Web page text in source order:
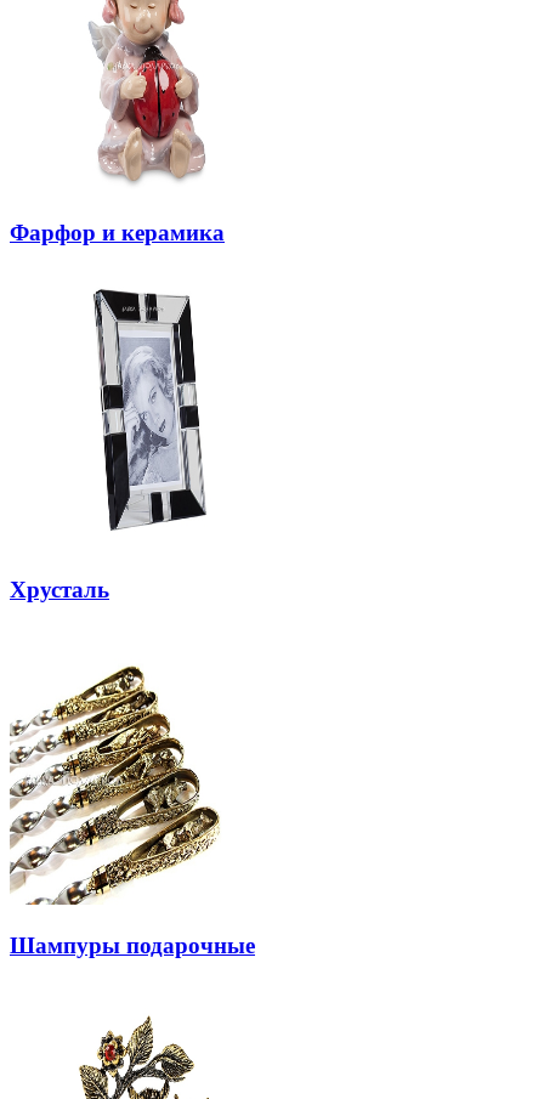
Фарфор и керамика
Хрусталь
Шампуры подарочные